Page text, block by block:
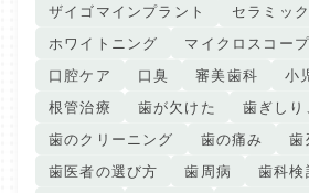
ザイゴマインプラント
セラミッ
ホワイトニング
マイクロスコープ
口腔ケア
口臭 審美歯科 小
根管治療
歯が欠けた
歯ぎしり
歯のクリーニング
歯の痛み
歯
歯医者の選び方
歯周病 歯科検